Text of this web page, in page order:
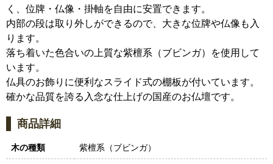
く、位牌・仏像・掛軸を自由に安置できます。
内部の段は取り外しができるので、大きな位牌や仏像も入
ります。
落ち着いた色合いの上質な紫檀系（ブビンガ）を使用して
います。
仏具のお飾りに便利なスライド式の棚板が付いています。
確かな品質を誇る入念な仕上げの国産のお仏壇です。
商品詳細
木の種類 紫檀系（ブビンガ）